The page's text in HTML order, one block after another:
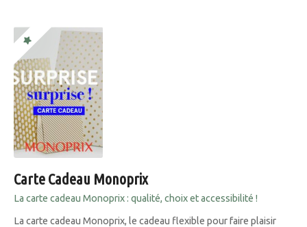
Carte Cadeau Monoprix
La carte cadeau Monoprix : qualité, choix et accessibilité !
La carte cadeau Monoprix, le cadeau flexible pour faire plaisir